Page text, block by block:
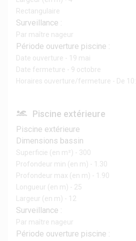
Rectangulaire
Surveillance :
Par maître nageur
Période ouverture piscine :
Date ouverture - 19 mai
Date fermeture - 9 octobre
Horaires ouverture/fermeture - De
Piscine extérieure
Piscine extérieure
Dimensions bassin
Superficie (en m²) - 300
Profondeur min (en m) - 1.30
Profondeur max (en m) - 1.90
Longueur (en m) - 25
Largeur (en m) - 12
Surveillance :
Par maître nageur
Période ouverture piscine :